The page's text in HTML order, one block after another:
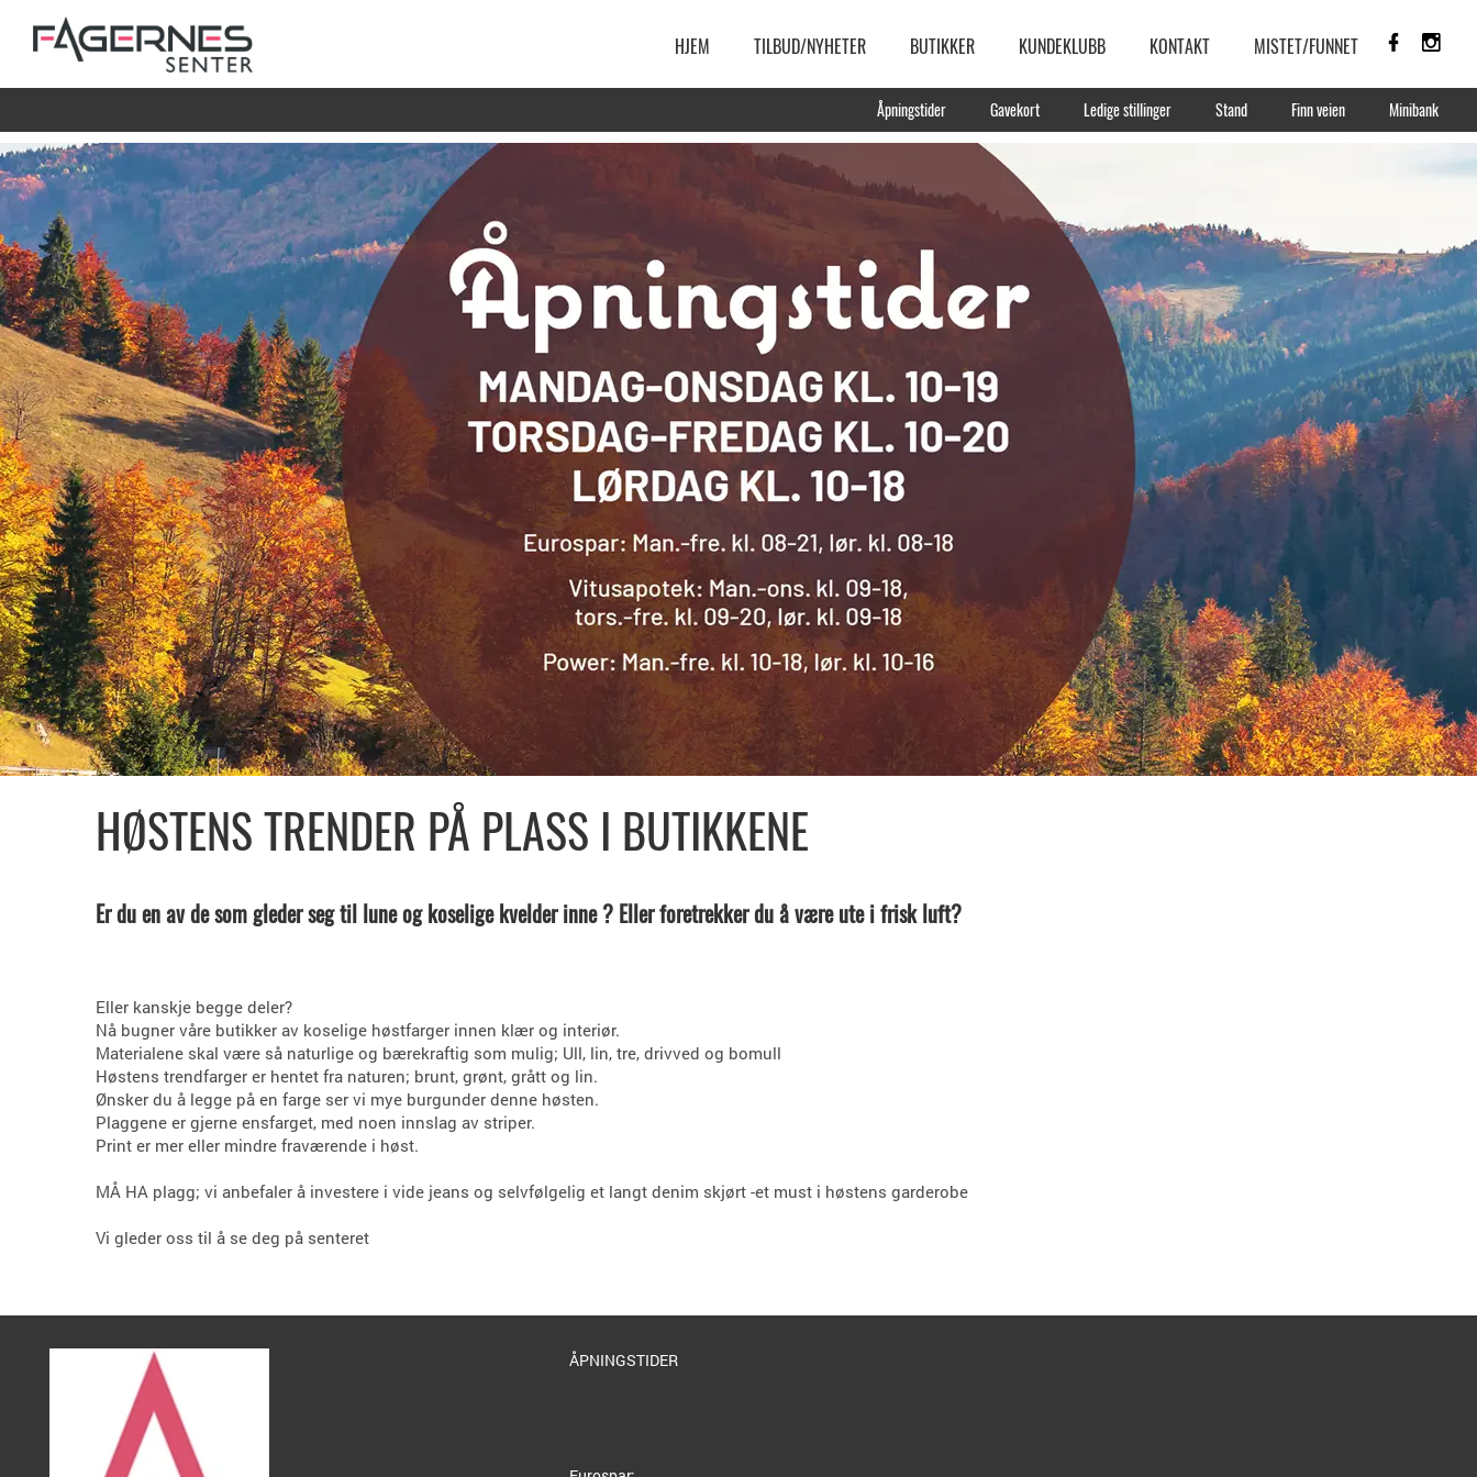
HJEM TILBUD/NYHETER BUTIKKER KUNDEKLUBB KONTAKT MISTET/FUNNET
Åpningstider Gavekort Ledige stillinger Stand Finn veien Minibank
HØSTENS TRENDER PÅ PLASS I BUTIKKENE
Er du en av de som gleder seg til lune og koselige kvelder inne ? Eller foretrekker du å være ute i frisk luft?
Eller kanskje begge deler?
Nå bugner våre butikker av koselige høstfarger innen klær og interiør.
Materialene skal være så naturlige og bærekraftig som mulig; Ull, lin, tre, drivved og bomull
Høstens trendfarger er hentet fra naturen; brunt, grønt, grått og lin.
Ønsker du å legge på en farge ser vi mye burgunder denne høsten.
Plaggene er gjerne ensfarget, med noen innslag av striper.
Print er mer eller mindre fraværende i høst.
MÅ HA plagg; vi anbefaler å investere i vide jeans og selvfølgelig et langt denim skjørt -et must i høstens garderobe
Vi gleder oss til å se deg på senteret
ÅPNINGSTIDER